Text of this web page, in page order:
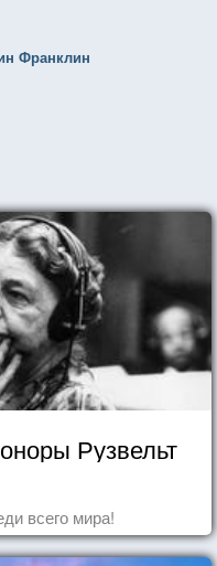
Франклин
Рузвельт
всего мира!